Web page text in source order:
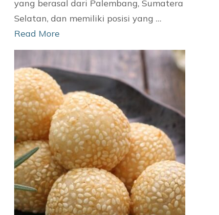
yang berasal dari Palembang, Sumatera
Selatan, dan memiliki posisi yang …
Read More